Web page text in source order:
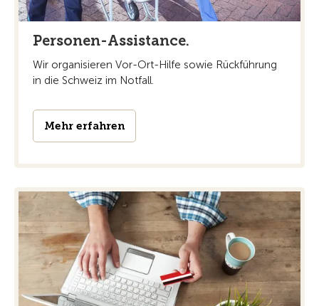
Personen-Assistance.
Wir organisieren Vor-Ort-Hilfe sowie Rückführung
in die Schweiz im Notfall.
Mehr erfahren